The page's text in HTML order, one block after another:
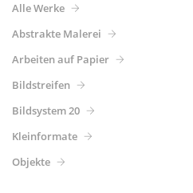
Alle Werke
Abstrakte Malerei
Arbeiten auf Papier
Bildstreifen
Bildsystem 20
Kleinformate
Objekte